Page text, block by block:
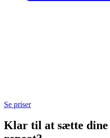
Se priser
Klar til at sætte